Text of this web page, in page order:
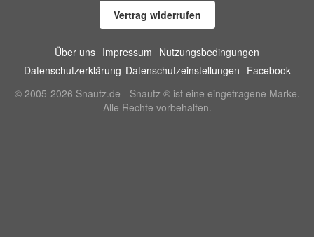
Vertrag widerrufen
Über uns Impressum Nutzungsbedingungen
Datenschutzerklärung Datenschutzeinstellungen Facebook
© 2005-2026 Snautz.de - Snautz ® ist eine eingetragene Marke.
Alle Rechte vorbehalten.